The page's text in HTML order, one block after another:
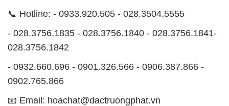
📞 Hotline: - 0933.920.505 - 028.3504.5555
- 028.3756.1835 - 028.3756.1840 - 028.3756.1841-
028.3756.1842
- 0932.660.696 - 0901.326.566 - 0906.387.866 -
0902.765.866
📧 Email: hoachat@dactruongphat.vn